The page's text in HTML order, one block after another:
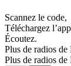
Scannez le code,
Téléchargez
Écoutez.
Plus de radios de
Plus de radios de